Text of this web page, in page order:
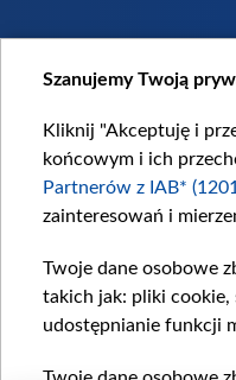
Szanujemy Twoją
Kliknij "Akceptuję i
końcowym i ich
Partnerów z IAB*
zainteresowań i
Twoje dane osobowe
takich jak: pliki cookie,
udostępnianie funkcji